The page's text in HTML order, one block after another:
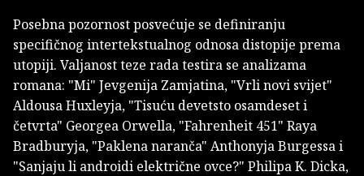
Posebna pozornost posvećuje se definiranju
specifičnog intertekstualnog odnosa distopije prema
utopiji. Valjanost teze rada testira se analizama
romana: "Mi" Jevgenija Zamjatina, "Vrli novi svijet"
Aldousa Huxleyja, "Tisuću devetsto osamdeset i
četvrta" Georgea Orwella, "Fahrenheit 451" Raya
Bradburyja, "Paklena naranča" Anthonyja Burgessa i
"Sanjaju li androidi električne ovce?" Philipa K. Dicka,